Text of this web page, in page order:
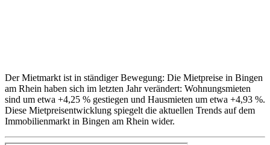
Der Mietmarkt ist in ständiger Bewegung: Die Mietpreise in Bingen
am Rhein haben sich im letzten Jahr verändert: Wohnungsmieten
sind um etwa +4,25 % gestiegen und Hausmieten um etwa +4,93 %.
Diese Mietpreisentwicklung spiegelt die aktuellen Trends auf dem
Immobilienmarkt in Bingen am Rhein wider.